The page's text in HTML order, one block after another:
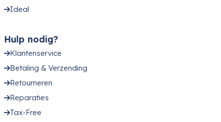
Ideal
Hulp nodig?
Klantenservice
Betaling & Verzending
Retourneren
Reparaties
Tax-Free